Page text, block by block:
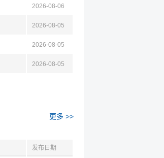
2026-08-06
2026-08-05
2026-08-05
2026-08-05
更多 >>
发布日期